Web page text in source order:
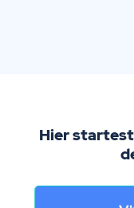
Hier